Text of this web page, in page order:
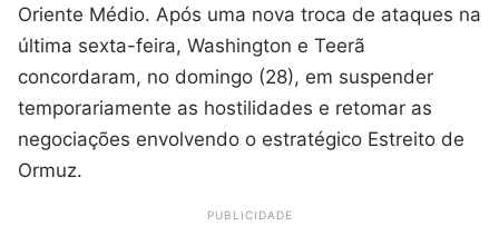
Oriente Médio. Após uma nova troca de ataques na
última sexta-feira, Washington e Teerã
concordaram, no domingo (28), em suspender
temporariamente as hostilidades e retomar as
negociações envolvendo o estratégico Estreito de
Ormuz.
PUBLICIDADE